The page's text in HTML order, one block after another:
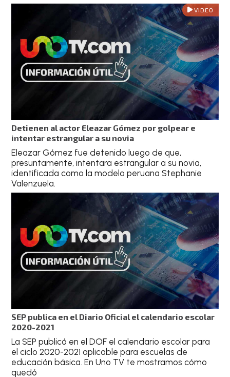
VIDEO
Detienen al actor Eleazar Gómez por golpear e
intentar estrangular a su novia
Eleazar Gómez fue detenido luego de que,
presuntamente, intentara estrangular a su novia,
identificada como la modelo peruana Stephanie
Valenzuela.
SEP publica en el Diario Oficial el calendario escolar
2020-2021
La SEP publicó en el DOF el calendario escolar para
el ciclo 2020-2021 aplicable para escuelas de
educación básica. En Uno TV te mostramos cómo
quedó